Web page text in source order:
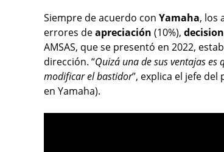
Siempre de acuerdo con Yamaha, los
errores deapreciación (10%),
AMSAS, que se presentó en 2022,
dirección. “Quizá una de sus ventajas es
modificar el bastidor”, explica el jefe del
en Yamaha).